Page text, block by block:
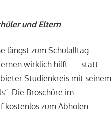
und Eltern
längst zum Schulalltag.
wirklich hilft — statt
Studienkreis mit seinem
Die Broschüre im
kostenlos zum Abholen